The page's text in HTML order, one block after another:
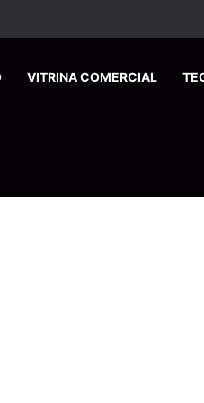
para vender por internet
VITRINA COMERCIAL